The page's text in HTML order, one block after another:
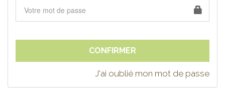
J'ai oublié mon mot de passe